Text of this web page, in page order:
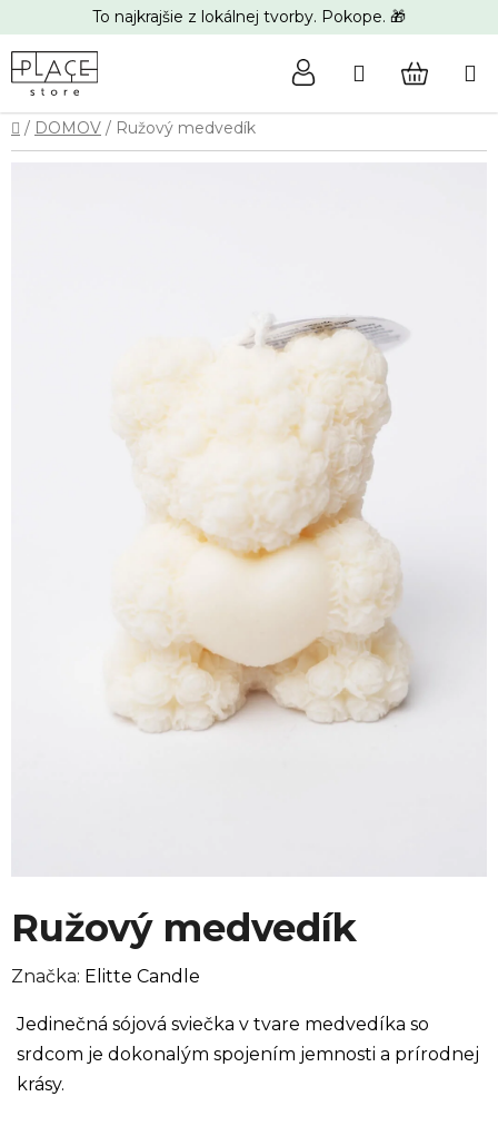
na
obsah
To najkrajšie z lokálnej tvorby. Pokope. 🎁
Hľadať
Domov
/ DOMOV / Ružový medvedík
Ružový medvedík
Značka: Elitte Candle
Jedinečná sójová sviečka v tvare medvedíka so
srdcom je dokonalým spojením jemnosti a prírodnej
krásy.